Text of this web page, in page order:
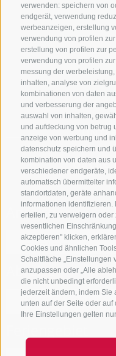
verwenden: speichern von
endgerät, verwendung
werbeanzeigen, erstellung
verwendung von profilen
erstellung von profilen zur
verwendung von profilen
messung der
inhalten, analyse von
kombinationen von daten
und verbesserung der
auswahl von inhalten,
und aufdeckung von betrug
anzeige von werbung und
datenschutz speichern und
kombination von daten aus
verschiedener endgeräte,
automatisch übermittelter
standortdaten, geräte
informationen identifizieren.
erteilen, zu verweigern
wesentlichen
akzeptieren" klicken,
Cookies und ähnlichen
Schaltfläche „Einstellungen
anzupassen oder „Alle
die nicht unbedingt
jederzeit ändern, indem Sie
unten auf der Seite oder
Ihre Einstellungen gelten
Buche
Anreise
Abreise